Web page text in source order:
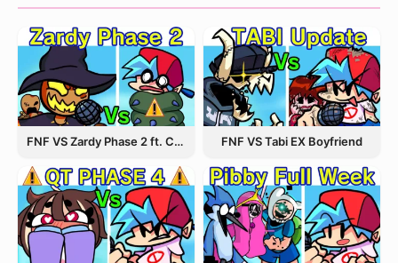
FNF VS Zardy Phase 2 ft. CableCrow FNF VS Tabi EX Boyfriend